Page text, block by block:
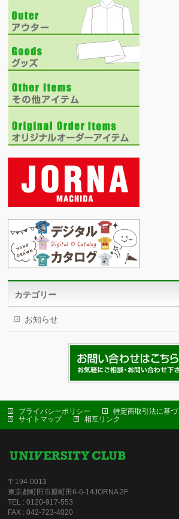
カテゴリー
お知らせ
プライバシーポリシー
特定商取引法に基
サイトマップ
相互リンク
〒194-0013
東京都町田市原町田6-6-14JORNA 2F
TEL : 0120-917-553
FAX : 042-723-4020